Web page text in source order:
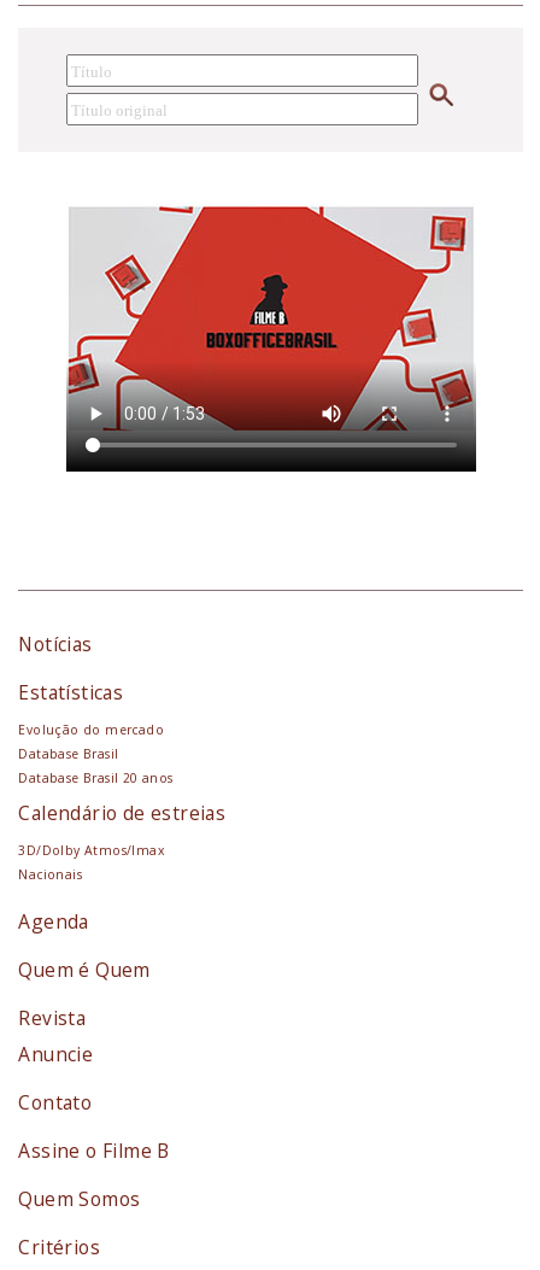
Notícias
Estatísticas
Evolução do mercado
Database Brasil
Database Brasil 20 anos
Calendário de estreias
3D/Dolby Atmos/Imax
Nacionais
Agenda
Quem é Quem
Revista
Anuncie
Contato
Assine o Filme B
Quem Somos
Critérios